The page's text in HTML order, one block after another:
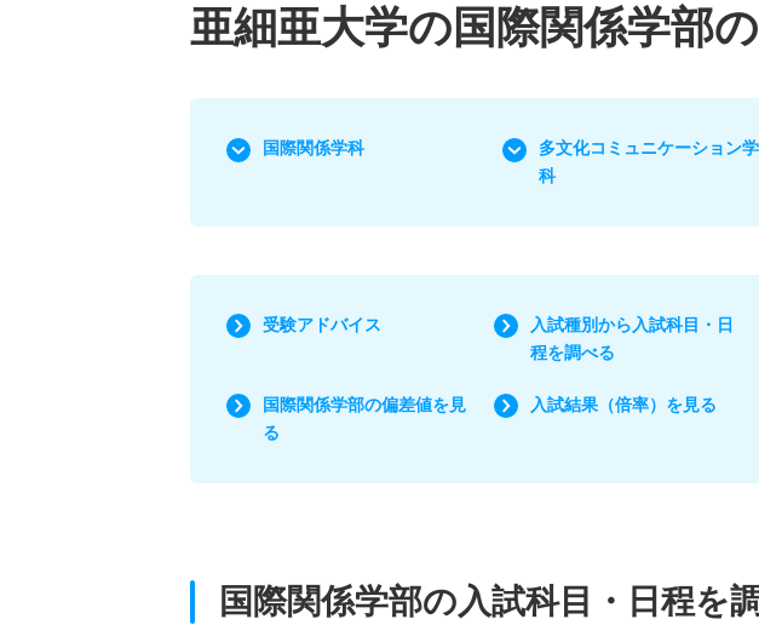
亜細亜大学の国際関係学部
国際関係学科
多文化コミュニケーション学
科
受験アドバイス
入試種別から入試科目・日
程を調べる
国際関係学部の偏差値を見
る
入試結果（倍率）を見る
国際関係学部の入試科目・日程を